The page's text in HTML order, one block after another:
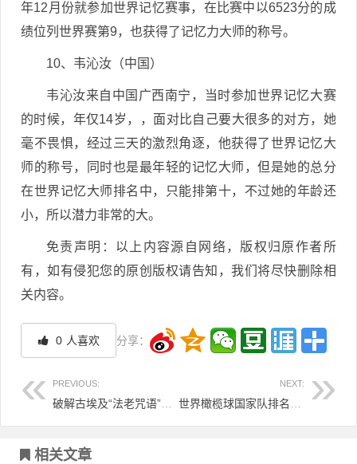
年12月份就参加世界记忆赛事，在比赛中以6523分的成
绩位列世界赛第9，也获得了记忆力大师的称号。
10、韦沁汝（中国）
韦沁汝来自中国广西南宁，当时参加世界记忆大赛
的时候，年仅14岁，，面对比自己要大很多的对方，她
毫不畏惧，经过三天的激烈角逐，他获得了世界记忆大
师的称号，同时也是最年轻的记忆大师，但是她的总分
在世界记忆大师排名中，只能排第十，不过她的年龄还
小，所以潜力非常的大。
免责声明：以上内容源自网络，版权归原作者所
有，如有侵犯您的原创版权请告知，我们将尽快删除相
关内容。
0 人喜欢 分享：
PREVIOUS: NEXT:
文章导航
相关文章